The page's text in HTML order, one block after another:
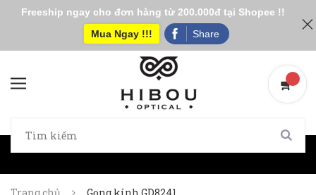
Freeship ngay cho đơn hàng từ 200.000đ tại Shopee !!
Mua Ngay !!!
Share